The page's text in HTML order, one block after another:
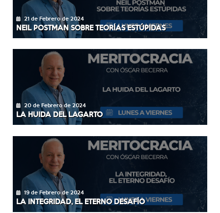
21 de Febrero de 2024
NEIL POSTMAN SOBRE TEORÍAS ESTÚPIDAS
20 de Febrero de 2024
LA HUIDA DEL LAGARTO
19 de Febrero de 2024
LA INTEGRIDAD, EL ETERNO DESAFÍO